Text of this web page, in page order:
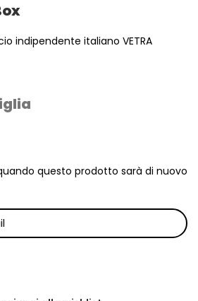
indipendente italiano VETRA
questo prodotto sarà di nuovo